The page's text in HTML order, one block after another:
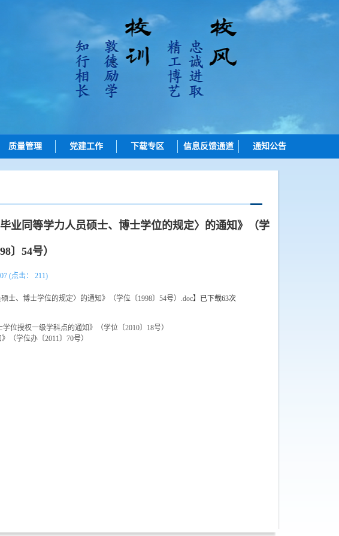
质量管理
质量评价
党建工作 下载专区
招生
学位
学位点建设
信息反馈通道 通知公告
业同等学力人员硕士、博士学位的规定〉的通知》（学
〕54号）
(点击： 211)
士、博士学位的规定〉的通知》（学位〔1998〕54号）.doc】已下载63次
位授权一级学科点的通知》（学位〔2010〕18号）
（学位办〔2011〕70号）